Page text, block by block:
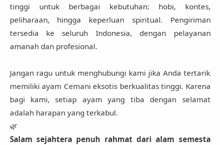
tinggi untuk berbagai kebutuhan: hobi, kontes,
peliharaan, hingga keperluan spiritual. Pengiriman
tersedia ke seluruh Indonesia, dengan pelayanan
amanah dan profesional.
Jangan ragu untuk menghubungi kami jika Anda tertarik
memiliki ayam Cemani eksotis berkualitas tinggi. Karena
bagi kami, setiap ayam yang tiba dengan selamat
adalah harapan yang terkabul.
🌿
Salam sejahtera penuh rahmat dari alam semesta